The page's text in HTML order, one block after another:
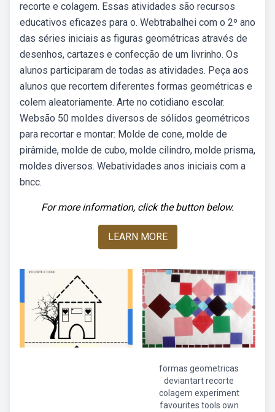
recorte e colagem. Essas atividades são recursos
educativos eficazes para o. Webtrabalhei com o 2º ano
das séries iniciais as figuras geométricas através de
desenhos, cartazes e confecção de um livrinho. Os
alunos participaram de todas as atividades. Peça aos
alunos que recortem diferentes formas geométricas e
colem aleatoriamente. Arte no cotidiano escolar.
Websão 50 moldes diversos de sólidos geométricos
para recortar e montar: Molde de cone, molde de
pirâmide, molde de cubo, molde cilindro, molde prisma,
moldes diversos. Webatividades anos iniciais com a
bncc.
For more information, click the button below.
LEARN MORE
formas geometricas
deviantart recorte
colagem experiment
favourites tools own